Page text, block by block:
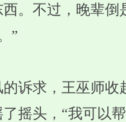
。不过，晚辈倒
”
诉求，王巫师收
摇头，“我可以